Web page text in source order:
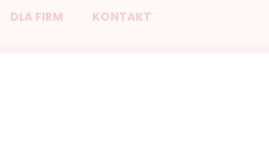
DLA FIRM KONTAKT